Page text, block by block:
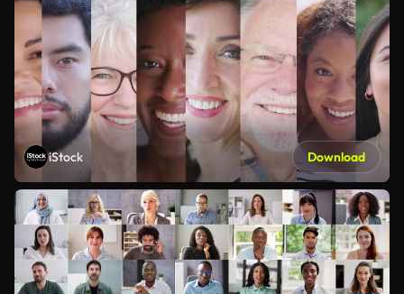
iStock Download